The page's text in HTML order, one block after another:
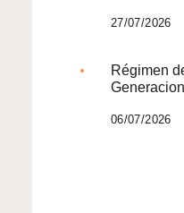
27/07/2026
Régimen
06/07/2026